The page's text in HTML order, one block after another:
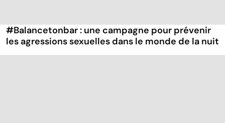
#Balancetonbar : une campagne pour prévenir
les agressions sexuelles dans le monde de la nuit